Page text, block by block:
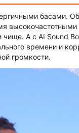
басами.
А с AI Sound
времени и
громкости.